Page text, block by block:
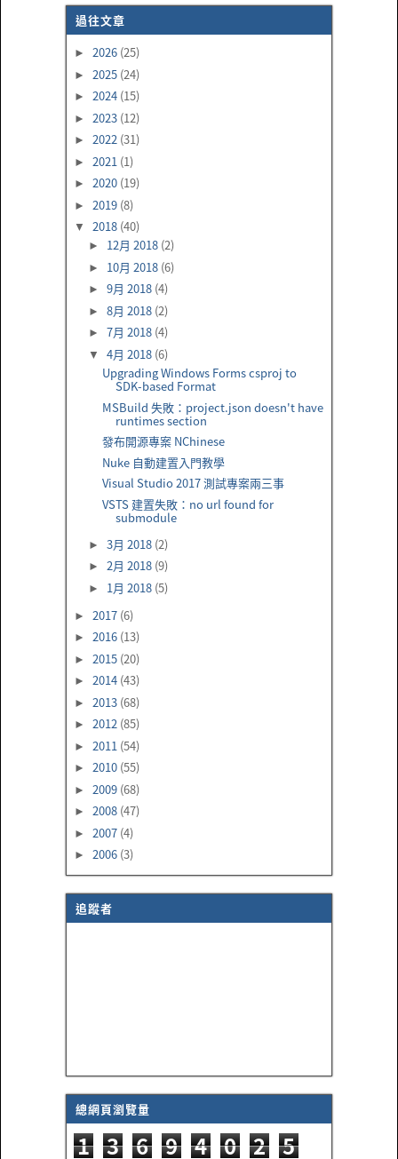
過往文章
► 2026 (25)
► 2025 (24)
► 2024 (15)
► 2023 (12)
► 2022 (31)
► 2021 (1)
► 2020 (19)
► 2019 (8)
▼ 2018 (40)
► 12月 2018 (2)
► 10月 2018 (6)
► 9月 2018 (4)
► 8月 2018 (2)
► 7月 2018 (4)
▼ 4月 2018 (6)
Upgrading Windows Forms csproj to
SDK-based Format
MSBuild 失敗：project.json doesn't have
runtimes section
發布開源專案 NChinese
Nuke 自動建置入門教學
Visual Studio 2017 測試專案兩三事
VSTS 建置失敗：no url found for
submodule
► 3月 2018 (2)
► 2月 2018 (9)
► 1月 2018 (5)
► 2017 (6)
► 2016 (13)
► 2015 (20)
► 2014 (43)
► 2013 (68)
► 2012 (85)
► 2011 (54)
► 2010 (55)
► 2009 (68)
► 2008 (47)
► 2007 (4)
► 2006 (3)
追蹤者
總網頁瀏覽量
1 3 6 9 4 0 2 5